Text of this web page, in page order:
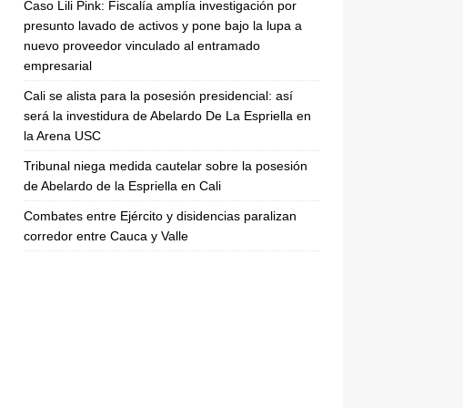
Caso Lili Pink: Fiscalía amplía investigación por
presunto lavado de activos y pone bajo la lupa a
nuevo proveedor vinculado al entramado
empresarial
Cali se alista para la posesión presidencial: así
será la investidura de Abelardo De La Espriella en
la Arena USC
Tribunal niega medida cautelar sobre la posesión
de Abelardo de la Espriella en Cali
Combates entre Ejército y disidencias paralizan
corredor entre Cauca y Valle